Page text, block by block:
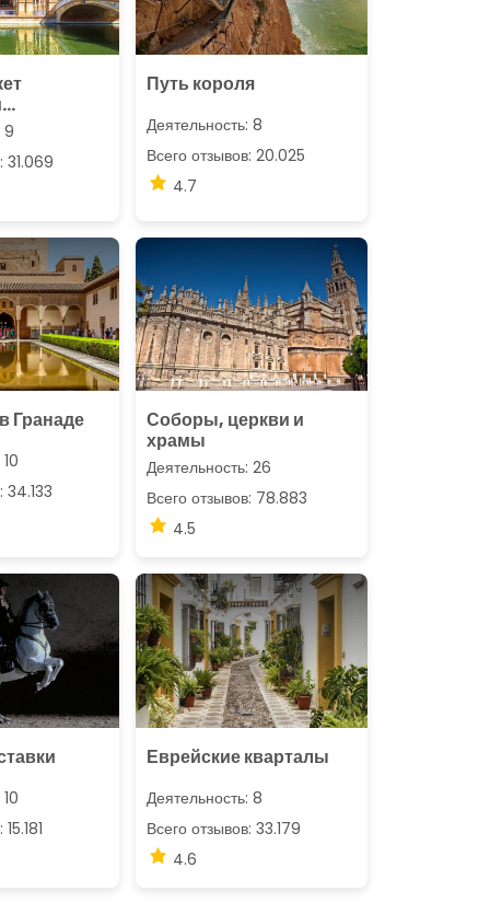
9
31.069
Путь короля
Деятельность: 8
Всего отзывов: 20.025
4.7
Гранаде
34.133
Соборы, церкви и
храмы
Деятельность: 26
Всего отзывов: 78.883
4.5
Еврейские кварталы
Деятельность: 8
Всего отзывов: 33.179
4.6